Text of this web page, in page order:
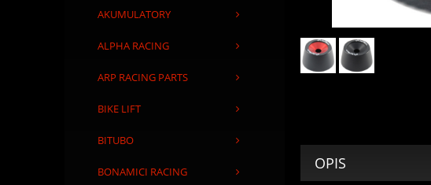
AKUMULATORY
ALPHA RACING
ARP RACING PARTS
BIKE LIFT
BITUBO
BONAMICI RACING
OPIS